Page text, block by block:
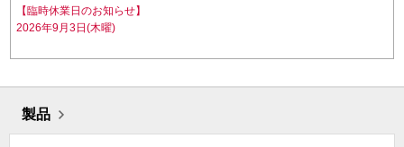
【臨時休業日のお知らせ】
2026年9月3日(木曜)
製品